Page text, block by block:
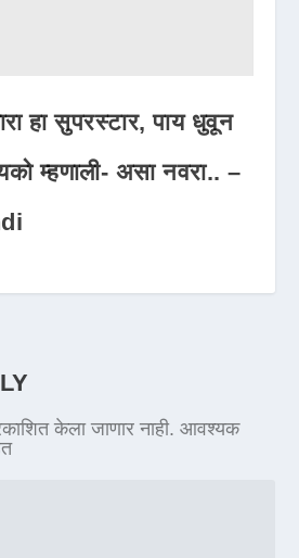
हा सुपरस्टार, पाय धुवून
म्हणाली- असा नवरा.. –
केला जाणार नाही. आवश्यक